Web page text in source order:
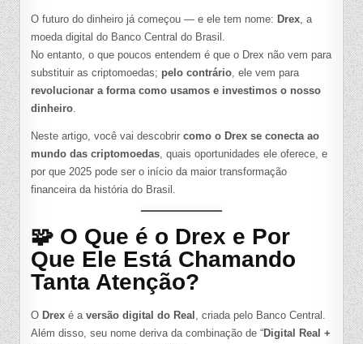
E
CRIPTOMOEDAS:
COMO
O
REAL
DIGITAL
VAI
TRANSFORMAR
BRASIL
E
NOVAS
OPORTUNIDADES
O futuro do dinheiro já começou — e ele tem nome: Drex , a
moeda digital do Banco Central do Brasil.
No entanto, o que poucos entendem é que o Drex não vem para
substituir as criptomoedas; pelo contrário , ele vem para
revolucionar a forma como usamos e investimos o nosso
dinheiro
Neste artigo, você vai descobrircomo o Drex se conecta ao
mundo das criptomoedas , quais oportunidades ele oferece, e
por que 2025 pode ser o início da maior transformação
financeira da história do Brasil.
🧩 O Que é o Drex e Por
Que Ele Está Chamando
Tanta Atenção?
O Drex é aversão digital do Real , criada pelo Banco Central.
Além disso, seu nome deriva da combinação de “Digital Real +